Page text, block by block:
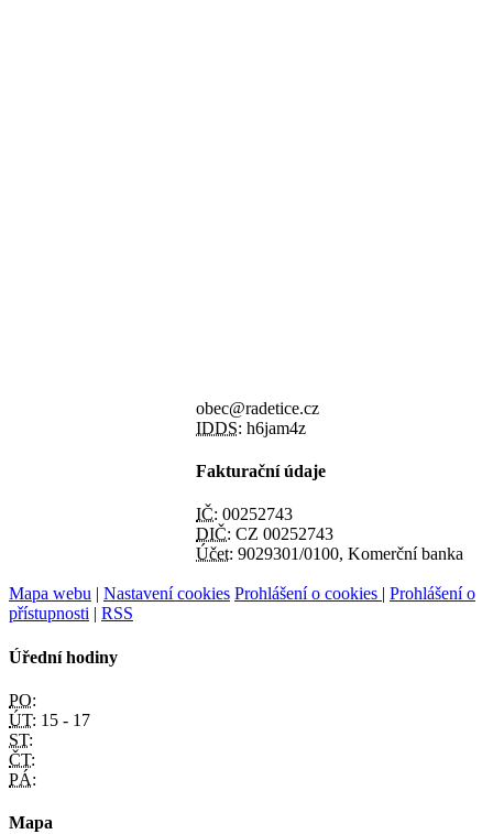
obec@radetice.cz
IDDS: h6jam4z
Fakturační údaje
IČ: 00252743
DIČ: CZ 00252743
Účet: 9029301/0100, Komerční banka
Mapa webu | Nastavení cookies Prohlášení o cookies | Prohlášení o
přístupnosti | RSS
Úřední hodiny
PO:
ÚT: 15 - 17
ST:
ČT:
PÁ:
Mapa